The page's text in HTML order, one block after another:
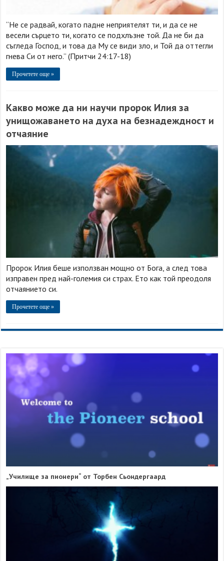
“Не се радвай, когато падне неприятелят ти, и да се не
весели сърцето ти, когато се подхлъзне той. Да не би да
съгледа Господ, и това да Му се види зло, и Той да оттегли
гнева Си от него.” (Притчи 24:17-18)
Прочетете още »
Какво може да ни научи пророк Илия за
унищожаването на духа на безнадеждност и
отчаяние
Пророк Илия беше използван мощно от Бога, а след това
изправен пред най-големия си страх. Ето как той преодоля
отчаянието си.
Прочетете още »
Адвентен пастор получи отличие „За гражданска доблест“ в
Кърджали